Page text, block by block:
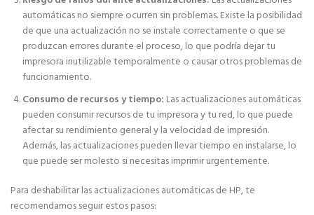
automáticas no siempre ocurren sin problemas. Existe la posibilidad
de que una actualización no se instale correctamente o que se
produzcan errores durante el proceso, lo que podría dejar tu
impresora inutilizable temporalmente o causar otros problemas de
funcionamiento.
Consumo de recursos y tiempo: Las actualizaciones automáticas
pueden consumir recursos de tu impresora y tu red, lo que puede
afectar su rendimiento general y la velocidad de impresión.
Además, las actualizaciones pueden llevar tiempo en instalarse, lo
que puede ser molesto si necesitas imprimir urgentemente.
Para deshabilitar las actualizaciones automáticas de HP, te
recomendamos seguir estos pasos: